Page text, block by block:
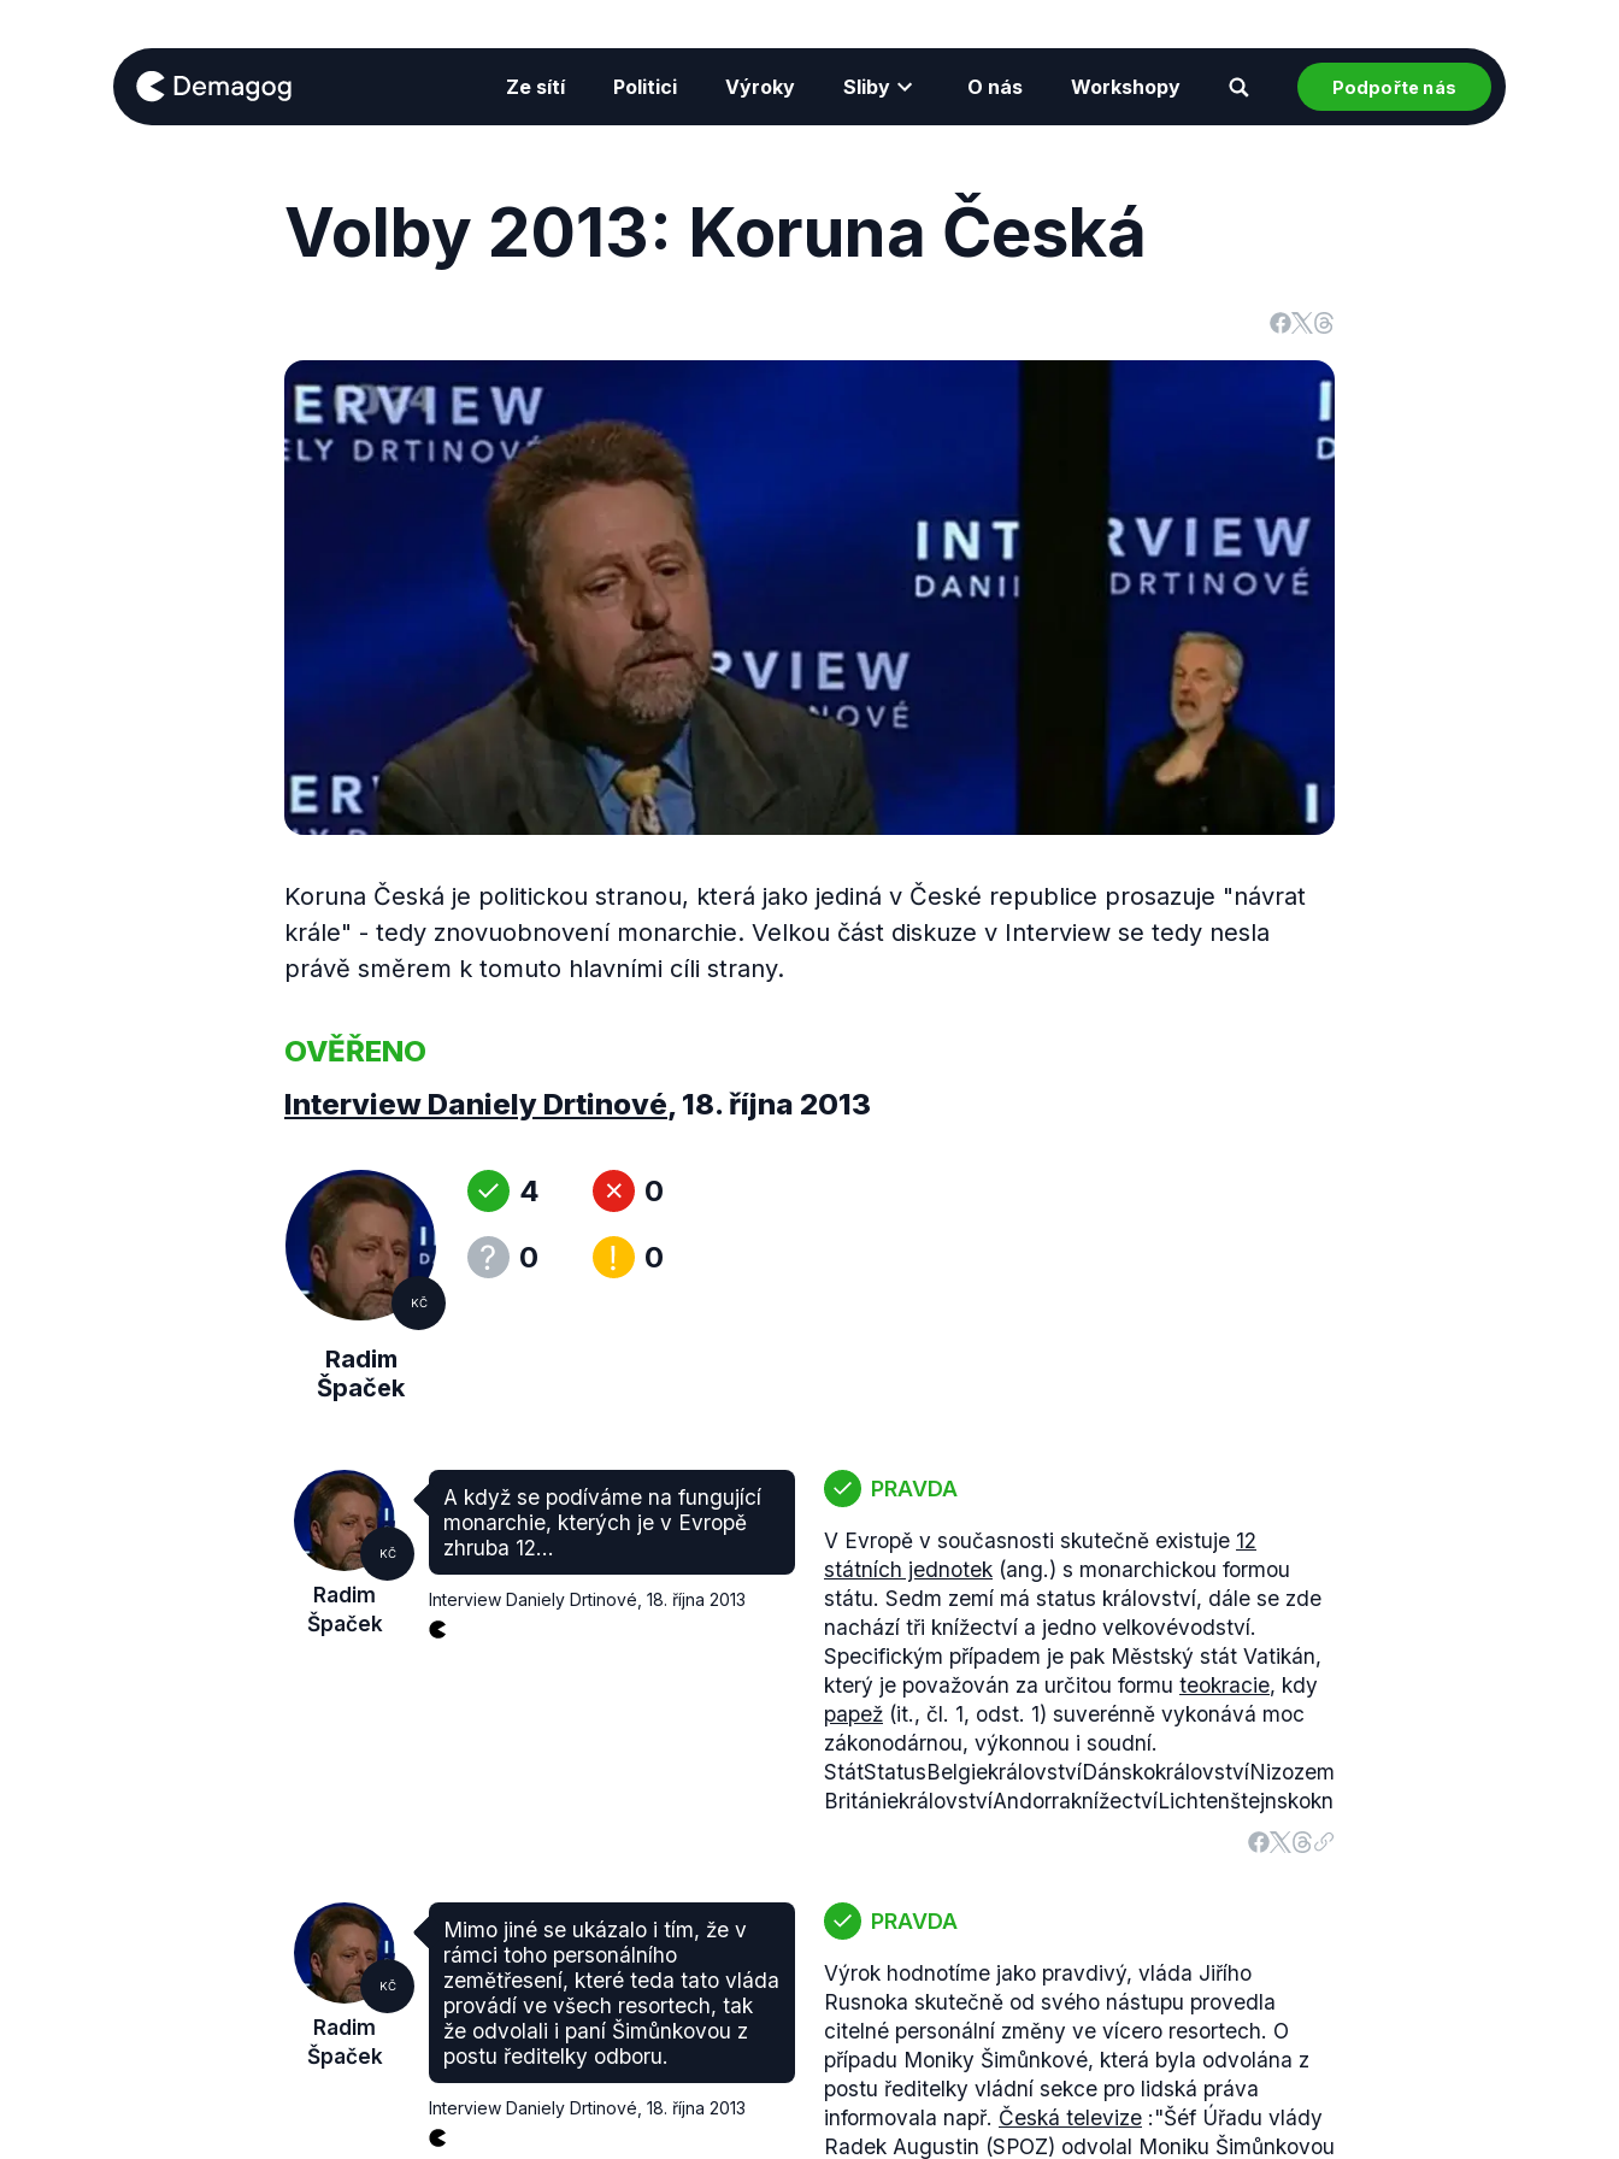
Ze sítí Politici Výroky Sliby O nás Workshopy Podpořte nás
Volby 2013: Koruna Česká
Koruna Česká je politickou stranou, která jako jediná v České republice prosazuje "návrat
krále" - tedy znovuobnovení monarchie. Velkou část diskuze v Interview se tedy nesla
právě směrem k tomuto hlavními cíli strany.
OVĚŘENO
Interview Daniely Drtinové, 18. října 2013
KČ
Radim
Špaček
4
0
0
0
KČ
Radim
Špaček
A když se podíváme na fungující
monarchie, kterých je v Evropě
zhruba 12...
Interview Daniely Drtinové 18. října 2013
PRAVDA
V Evropě v současnosti skutečně existuje 12
státních jednotek (ang.) s monarchickou formou
státu. Sedm zemí má status království, dále se zde
nachází tři knížectví a jedno velkovévodství.
Specifickým případem je pak Městský stát Vatikán,
který je považován za určitou formu teokracie, kdy
papež (it., čl. 1, odst. 1) suverénně vykonává moc
zákonodárnou, výkonnou i soudní.
KČ
Radim
Špaček
Mimo jiné se ukázalo i tím, že v
rámci toho personálního
zemětřesení, které teda tato vláda
provádí ve všech resortech, tak
že odvolali i paní Šimůnkovou z
postu ředitelky odboru.
Interview Daniely Drtinové 18. října 2013
PRAVDA
Výrok hodnotíme jako pravdivý, vláda Jiřího
Rusnoka skutečně od svého nástupu provedla
citelné personální změny ve vícero resortech. O
případu Moniky Šimůnkové, která byla odvolána z
postu ředitelky vládní sekce pro lidská práva
informovala např. Česká televize :"Šéf Úřadu vlády
Radek Augustin (SPOZ) odvolal Moniku Šimůnkovou